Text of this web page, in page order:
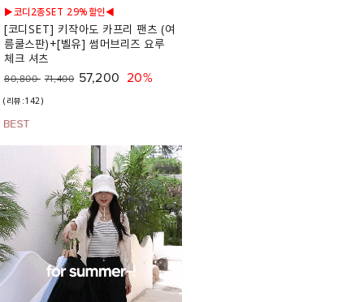
▶코디2종SET 29%할인◀
[코디SET] 키작아도 카프리 팬츠 (여
름쿨스판)+[벨유] 썸머브리즈 요루
체크 셔츠
80,800 71,400 57,200 20%
(리뷰:142)